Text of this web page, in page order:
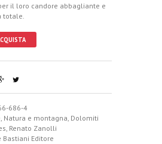
il loro candore abbagliante e
totale.
686-4
, Natura e montagna, Dolomiti
, Renato Zanolli
Bastiani Editore